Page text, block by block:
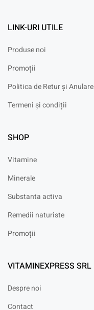
LINK-URI UTILE
Produse noi
Promoții
Politica de Retur și Anulare
Termeni și condiții
SHOP
Vitamine
Minerale
Substanta activa
Remedii naturiste
Promoții
VITAMINEXPRESS SRL
Despre noi
Contact